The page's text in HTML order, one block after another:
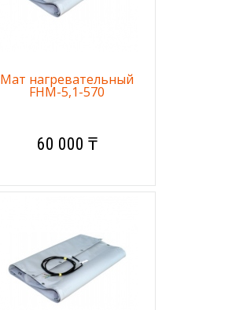
Мат нагревательный
FHM-5,1-570
60 000 ₸